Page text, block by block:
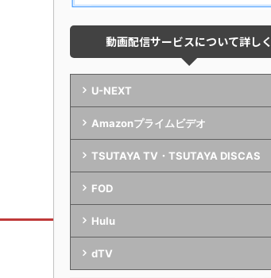
動画配信サービスについて詳しく
U-NEXT
Amazonプライムビデオ
TSUTAYA TV・TSUTAYA DISCAS
FOD
Hulu
dTV